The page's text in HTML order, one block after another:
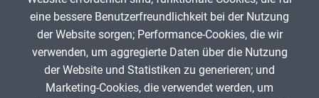
App melden
eine bessere Benutzerfreundlichkeit bei der Nutzung
der Website sorgen; Performance-Cookies, die wir
verwenden, um aggregierte Daten über die Nutzung
der Website und Statistiken zu generieren; und
Marketing-Cookies, die verwendet werden, um